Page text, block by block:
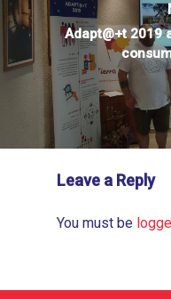
Adapt@+t 2019
Leave a Reply
You must be